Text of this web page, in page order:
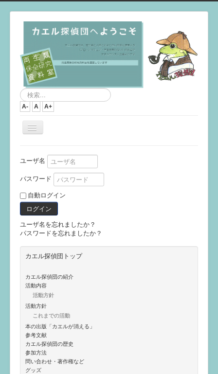
検
索...
A- A A+
ナ
ビ
シ
ン
を
切
り
替
え
ユーザ名
パスワード
自動ログイン
ログイン
ユーザ名を忘れましたか？
パスワードを忘れましたか？
カエル探偵団トップ
カエル探偵団の紹介
活動内容
活動方針
活動方針
これまでの活動
本の出版「カエルが消える」
参考文献
カエル探偵団の歴史
参加方法
問い合わせ・著作権など
グッズ